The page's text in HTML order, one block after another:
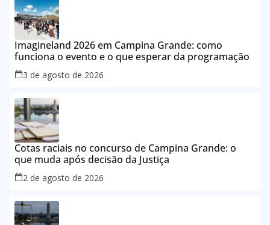
Imagineland 2026 em Campina Grande: como
funciona o evento e o que esperar da programação
3 de agosto de 2026
Cotas raciais no concurso de Campina Grande: o
que muda após decisão da Justiça
2 de agosto de 2026